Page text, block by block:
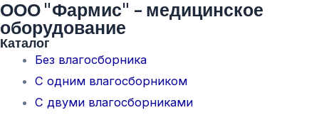
ООО "Фармис" - медицинское
оборудование
Каталог
Без влагосборника
С одним влагосборником
С двуми влагосборниками